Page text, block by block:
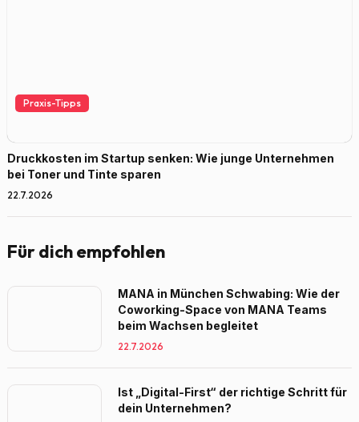
Praxis-Tipps
Druckkosten im Startup senken: Wie junge Unternehmen
bei Toner und Tinte sparen
22.7.2026
Für dich empfohlen
MANA in München Schwabing: Wie der
Coworking-Space von MANA Teams
beim Wachsen begleitet
22.7.2026
Ist „Digital-First“ der richtige Schritt für
dein Unternehmen?